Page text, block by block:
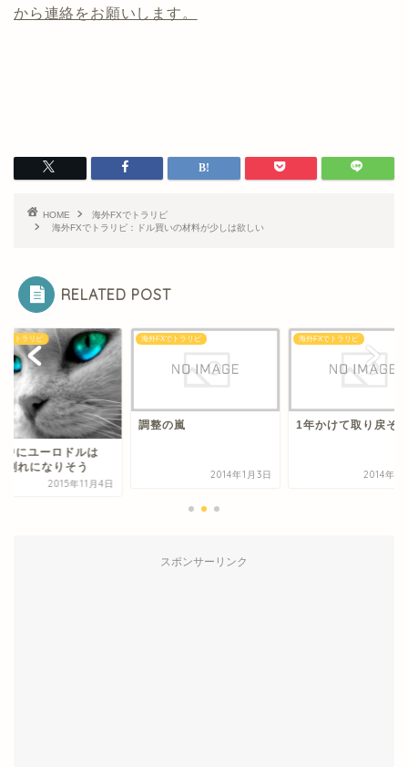
から連絡をお願いします。
HOME
海外FXでトラリピ
海外FXでトラリピ：ドル買いの材料が少しは欲しい
RELATED POST
でトラリピ
の嵐
2014年1月3日
海外FXでトラリピ
1年かけて取り戻そう！
2014年1月17日
海外FXでトラリピ
スポンサーリンク